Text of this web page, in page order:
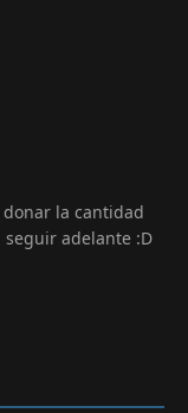
la cantidad
seguir adelante :D